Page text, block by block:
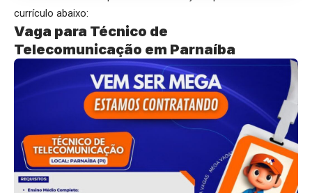
currículo abaixo:
Vaga para Técnico de
Telecomunicação em Parnaíba